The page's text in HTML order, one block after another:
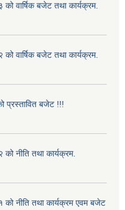
वार्षिक बजेट तथा कार्यक्रम.
वार्षिक बजेट तथा कार्यक्रम.
प्रस्तावित बजेट !!!
नीति तथा कार्यक्रम.
नीति तथा कार्यक्रम एवम बजेट